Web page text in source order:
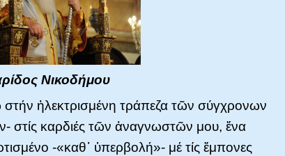
Νικοδήμου
ἠλεκτρισμένη τράπεζα τῶν σύγχρονων
στίς καρδιές τῶν ἀναγνωστῶν μου, ἕνα
-«καθ᾿ ὑπερβολή»- μέ τίς ἔμπονες